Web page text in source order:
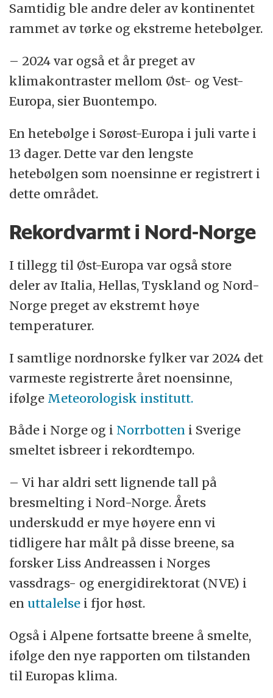
Samtidig ble andre deler av kontinentet
rammet av tørke og ekstreme hetebølger.
– 2024 var også et år preget av
klimakontraster mellom Øst- og Vest-
Europa, sier Buontempo.
En hetebølge i Sørøst-Europa i juli varte i
13 dager. Dette var den lengste
hetebølgen som noensinne er registrert i
dette området.
Rekordvarmt i Nord-Norge
I tillegg til Øst-Europa var også store
deler av Italia, Hellas, Tyskland og Nord-
Norge preget av ekstremt høye
temperaturer.
I samtlige nordnorske fylker var 2024 det
varmeste registrerte året noensinne,
ifølge Meteorologisk institutt.
Både i Norge og i Norrbotten i Sverige
smeltet isbreer i rekordtempo.
– Vi har aldri sett lignende tall på
bresmelting i Nord-Norge. Årets
underskudd er mye høyere enn vi
tidligere har målt på disse breene, sa
forsker Liss Andreassen i Norges
vassdrags- og energidirektorat (NVE) i
en uttalelse i fjor høst.
Også i Alpene fortsatte breene å smelte,
ifølge den nye rapporten om tilstanden
til Europas klima.